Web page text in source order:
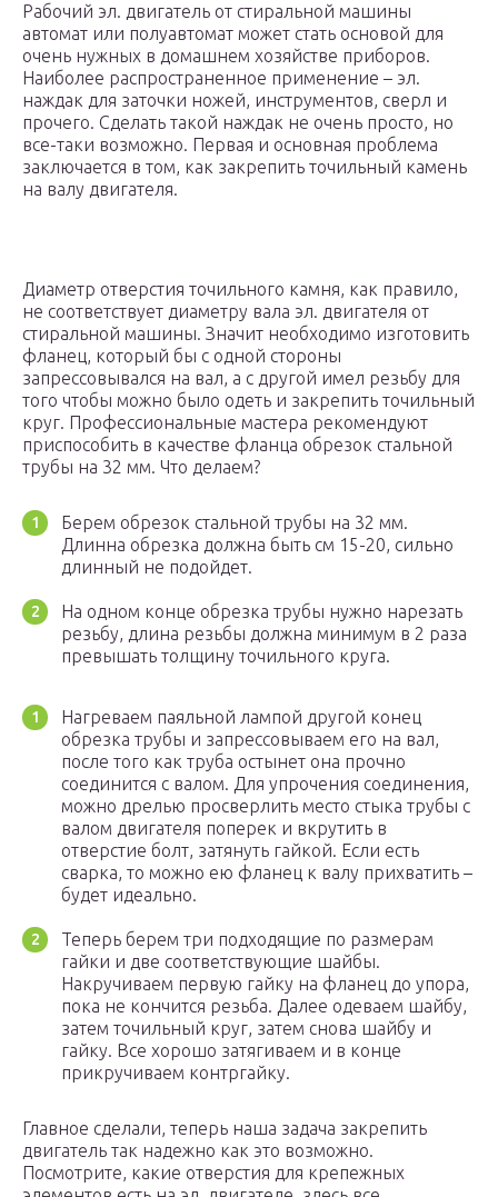
Рабочий эл. двигатель от стиральной машины
автомат или полуавтомат может стать основой для
очень нужных в домашнем хозяйстве приборов.
Наиболее распространенное применение – эл.
наждак для заточки ножей, инструментов, сверл и
прочего. Сделать такой наждак не очень просто, но
все-таки возможно. Первая и основная проблема
заключается в том, как закрепить точильный камень
на валу двигателя.
Диаметр отверстия точильного камня, как правило,
не соответствует диаметру вала эл. двигателя от
стиральной машины. Значит необходимо изготовить
фланец, который бы с одной стороны
запрессовывался на вал, а с другой имел резьбу для
того чтобы можно было одеть и закрепить точильный
круг. Профессиональные мастера рекомендуют
приспособить в качестве фланца обрезок стальной
трубы на 32 мм. Что делаем?
Берем обрезок стальной трубы на 32 мм.
Длинна обрезка должна быть см 15-20, сильно
длинный не подойдет.
На одном конце обрезка трубы нужно нарезать
резьбу, длина резьбы должна минимум в 2 раза
превышать толщину точильного круга.
Нагреваем паяльной лампой другой конец
обрезка трубы и запрессовываем его на вал,
после того как труба остынет она прочно
соединится с валом. Для упрочения соединения,
можно дрелью просверлить место стыка трубы с
валом двигателя поперек и вкрутить в
отверстие болт, затянуть гайкой. Если есть
сварка, то можно ею фланец к валу прихватить –
будет идеально.
Теперь берем три подходящие по размерам
гайки и две соответствующие шайбы.
Накручиваем первую гайку на фланец до упора,
пока не кончится резьба. Далее одеваем шайбу,
затем точильный круг, затем снова шайбу и
гайку. Все хорошо затягиваем и в конце
прикручиваем контргайку.
Главное сделали, теперь наша задача закрепить
двигатель так надежно как это возможно.
Посмотрите, какие отверстия для крепежных